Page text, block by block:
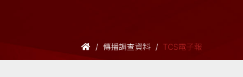
傳播調查資料 TCS電子報